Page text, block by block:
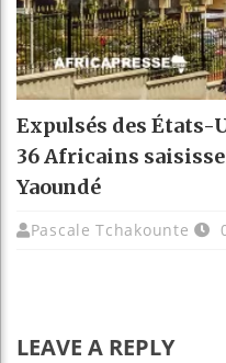
Expulsés des États-
36 Africains
Yaoundé
Pascale Tchakounte
LEAVE A REPLY